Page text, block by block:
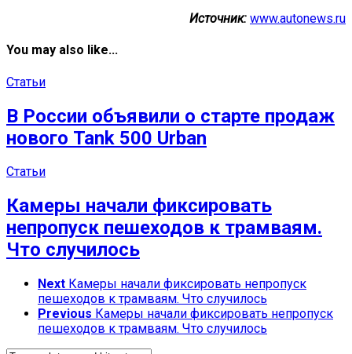
Источник: www.autonews.ru
You may also like...
Статьи
В России объявили о старте продаж
нового Tank 500 Urban
Статьи
Камеры начали фиксировать
непропуск пешеходов к трамваям.
Что случилось
Next Камеры начали фиксировать непропуск
пешеходов к трамваям. Что случилось
Previous Камеры начали фиксировать непропуск
пешеходов к трамваям. Что случилось